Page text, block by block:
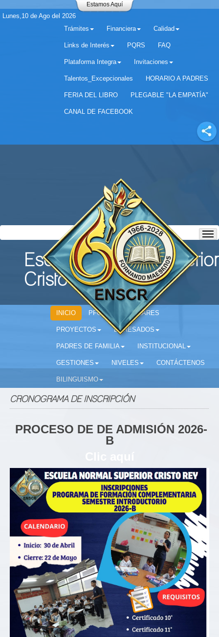
Estamos Aquí
Lunes,10 de Ago del 2026
Trámites
Financiera Calidad
Links de Interés PQRS FAQ
Plataforma Integra Invitaciones
Talentos_Excepcionales HORARIO A PADRES
FERIA DEL LIBRO PLEGABLE "LA EMPATÍA"
CANAL DE FACEBOOK
Escuela Normal Superior
Cristo Rey
INICIO PFC CIRCULARES
PROYECTOS EGRESADOS
PADRES DE FAMILIA INSTITUCIONAL
GESTIONES NIVELES CONTÁCTENOS
BILINGUISMO
CRONOGRAMA DE INSCRIPCIÓN
PROCESO DE DE ADMISIÓN 2026-
B